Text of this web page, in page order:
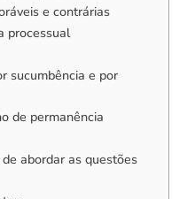
e contrárias
processual
sucumbência e por
de permanência
abordar as questões